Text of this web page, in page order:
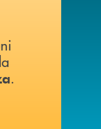
? Vai alla pagina
.